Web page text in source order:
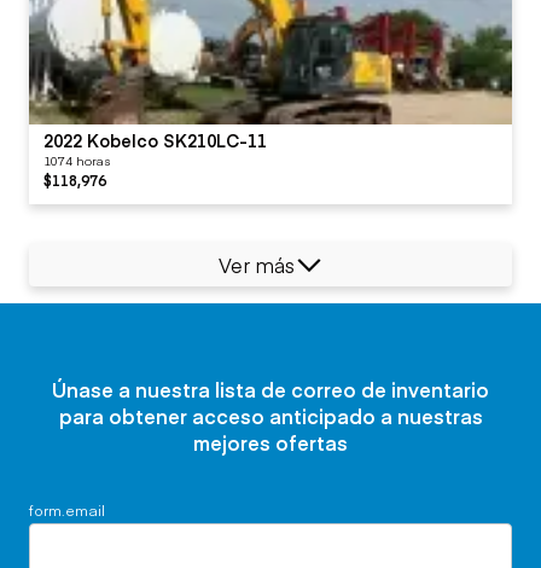
2022 Kobelco SK210LC-11
1074 horas
$118,976
Ver más
Únase a nuestra lista de correo de inventario
para obtener acceso anticipado a nuestras
mejores ofertas
form.email